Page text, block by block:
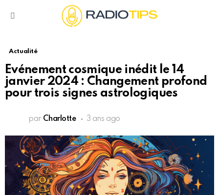
Actualité
Evénement cosmique inédit le 14
janvier 2024 : Changement profond
pour trois signes astrologiques
par Charlotte 3 ans ago